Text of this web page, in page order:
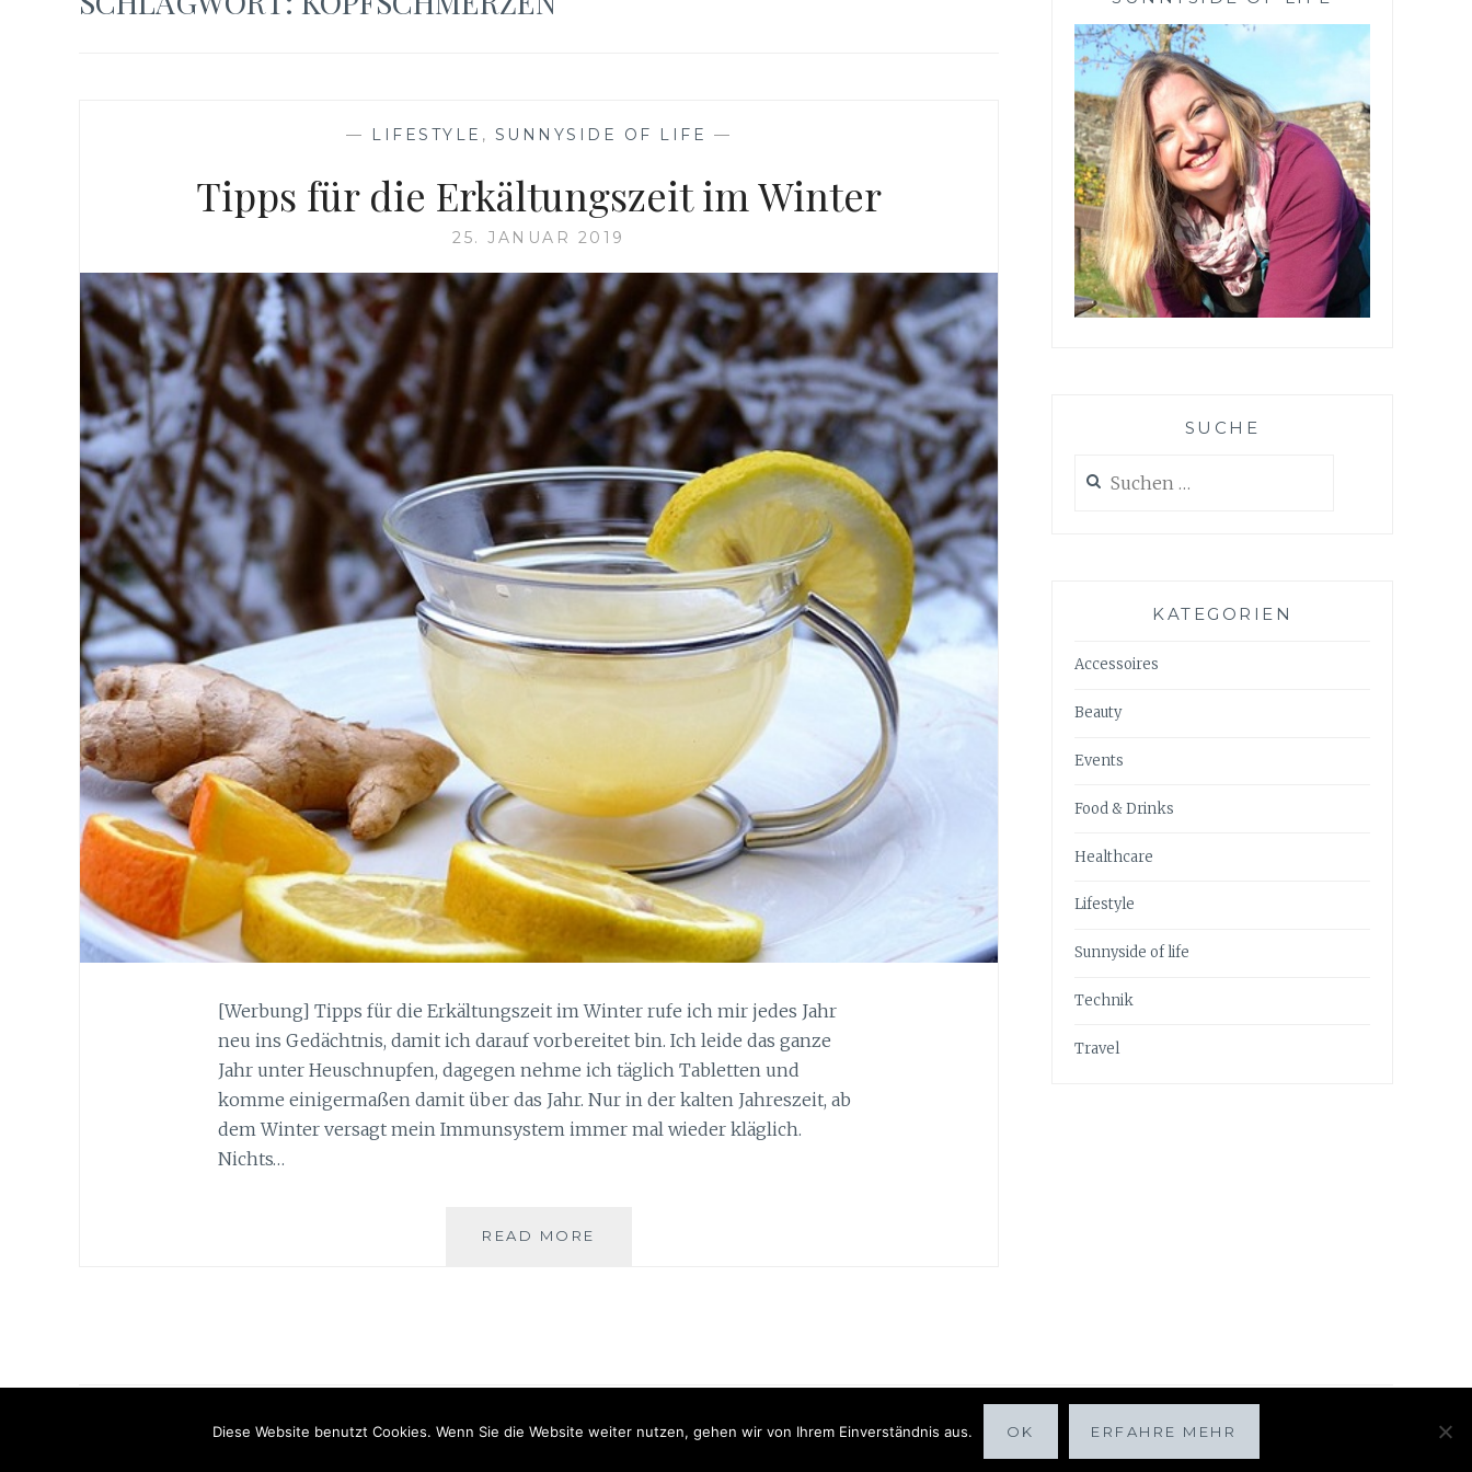
— LIFESTYLE , SUNNYSIDE OF LIFE —
Tipps für die Erkältungszeit im Winter
25. JANUAR 2019
[Werbung] Tipps für die Erkältungszeit im Winter rufe ich mir jedes Jahr
neu ins Gedächtnis, damit ich darauf vorbereitet bin. Ich leide das ganze
Jahr unter Heuschnupfen, dagegen nehme ich täglich Tabletten und
komme einigermaßen damit über das Jahr. Nur in der kalten Jahreszeit, ab
dem Winter versagt mein Immunsystem immer mal wieder kläglich.
Nichts…
READ MORE
SUCHE
nach:
KATEGORIEN
Accessoires
Beauty
Events
Food & Drinks
Healthcare
Lifestyle
Sunnyside of life
Technik
Travel
Proudly powered by WordPress|Theme: Anissa byAlienWP.
Diese Website benutzt Cookies. Wenn Sie die Website weiter nutzen, gehen wir von Ihrem Einverständnis aus. OK ERFAHRE MEHR